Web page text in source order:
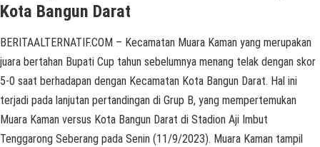
Kota Bangun Darat
BERITAALTERNATIF.COM – Kecamatan Muara Kaman yang merupakan
juara bertahan Bupati Cup tahun sebelumnya menang telak dengan skor
5-0 saat berhadapan dengan Kecamatan Kota Bangun Darat. Hal ini
terjadi pada lanjutan pertandingan di Grup B, yang mempertemukan
Muara Kaman versus Kota Bangun Darat di Stadion Aji Imbut
Tenggarong Seberang pada Senin (11/9/2023). Muara Kaman tampil